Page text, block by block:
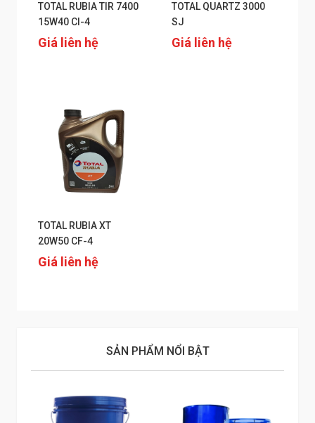
TOTAL RUBIA TIR 7400
15W40 CI-4
Giá liên hệ
TOTAL QUARTZ 3000
SJ
Giá liên hệ
TOTAL RUBIA XT
20W50 CF-4
Giá liên hệ
SẢN PHẨM NỔI BẬT